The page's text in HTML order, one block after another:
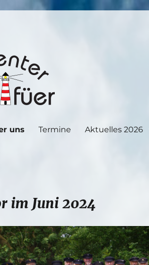
uns Termine Aktuelles 2026
im Juni 2024